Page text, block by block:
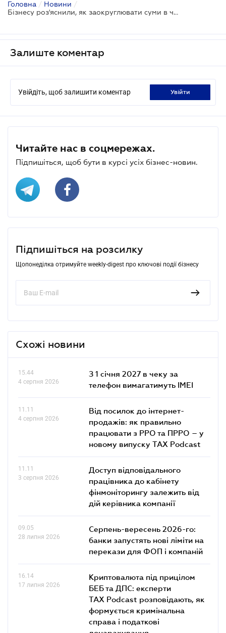
Головна / Новини /
Бізнесу роз'яснили, як заокруглювати суми в чеках
Залиште коментар
Увійдіть, щоб залишити коментар увійти
Читайте нас в соцмережах.
Підпишіться, щоб бути в курсі усіх бізнес-новин.
Підпишіться на розсилку
Щопонеділка отримуйте weekly-digest про ключові події бізнесу
Схожі новини
15.44
4 серпня 2026
З 1 січня 2027 в чеку за
телефон вимагатимуть IMEI
11.11
4 серпня 2026
Від посилок до інтернет-
продажів: як правильно
працювати з РРО та ПРРО – у
новому випуску TAX Podcast
11.11
3 серпня 2026
Доступ відповідального
працівника до кабінету
фінмоніторингу залежить від
дій керівника компанії
09.05
28 липня 2026
Серпень-вересень 2026-го:
банки запустять нові ліміти на
перекази для ФОП і компаній
16.14
17 липня 2026
Криптовалюта під прицілом
БЕБ та ДПС: експерти
TAX Podcast розповідають, як
формується кримінальна
справа і податкові